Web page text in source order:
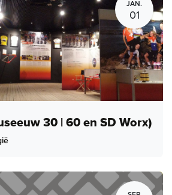
JAN.
01
30 | 60 en SD Worx)